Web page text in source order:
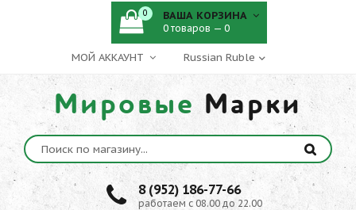
МОЙ АККАУНТ
Мировые Марки
8 (952) 186-77-66
работаем с 08.00 до 22.00
0 ВАША КОРЗИНА
0 товаров — 0